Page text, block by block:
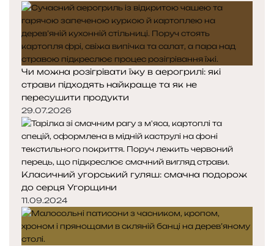
Чи можна розігрівати їжу в аерогрилі: які
страви підходять найкраще та як не
пересушити продукти
29.07.2026
Класичний угорський гуляш: смачна подорож
до серця Угорщини
11.09.2024